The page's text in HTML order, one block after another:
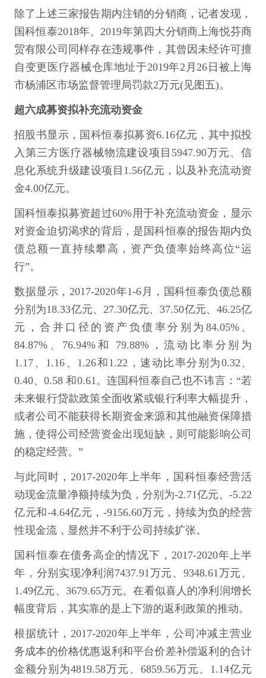
除了上述三家报告期内注销的分销商，记者发现，
国科恒泰2018年、2019年第四大分销商上海悦芬商
贸有限公司同样存在违规事件，其曾因未经许可擅
自变更医疗器械仓库地址于2019年2月26日被上海
市杨浦区市场监督管理局罚款2万元(见图五)。
超六成募资拟补充流动资金
招股书显示，国科恒泰拟募资6.16亿元，其中拟投
入第三方医疗器械物流建设项目5947.90万元、信
息化系统升级建设项目1.56亿元，以及补充流动资
金4.00亿元。
国科恒泰拟募资超过60%用于补充流动资金，显示
对资金迫切渴求的背后，是国科恒泰的报告期内负
债总额一直持续攀高，资产负债率始终高位“运
行”。
数据显示，2017-2020年1-6月，国科恒泰负债总额
分别为18.33亿元、27.30亿元、37.50亿元、46.25亿
元，合并口径的资产负债率分别为84.05%、
84.87%、76.94%和 79.88%，流动比率分别为
1.17、1.16、1.26和1.22，速动比率分别为0.32、
0.40、0.58 和0.61。连国科恒泰自己也不讳言：“若
未来银行贷款政策全面收紧或银行利率大幅提升，
或者公司不能获得长期资金来源和其他融资保障措
施，使得公司经营资金出现短缺，则可能影响公司
的稳定经营。”
与此同时，2017-2020年上半年，国科恒泰经营活
动现金流量净额持续为负，分别为-2.71亿元、-5.22
亿元和-4.64亿元，-9156.60万元，持续为负的经营
性现金流，显然并不利于公司持续扩张。
国科恒泰在债务高企的情况下，2017-2020年上半
年，分别实现净利润7437.91万元、9348.61万元、
1.49亿元、3679.65万元。在看似喜人的净利润增长
幅度背后，其实靠的是上下游的返利政策的推动。
根据统计，2017-2020年上半年，公司冲减主营业
务成本的价格优惠返利和平台价差补偿返利的合计
金额分别为4819.58万元、6859.56万元、1.14亿元